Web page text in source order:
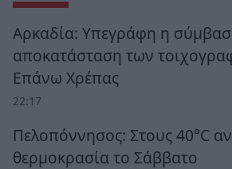
Αρκαδία: Υπεγράφη η
αποκατάσταση των
Επάνω Χρέπας
22:17
Πελοπόννησος: Στους 40°C
θερμοκρασία το Σάββατο